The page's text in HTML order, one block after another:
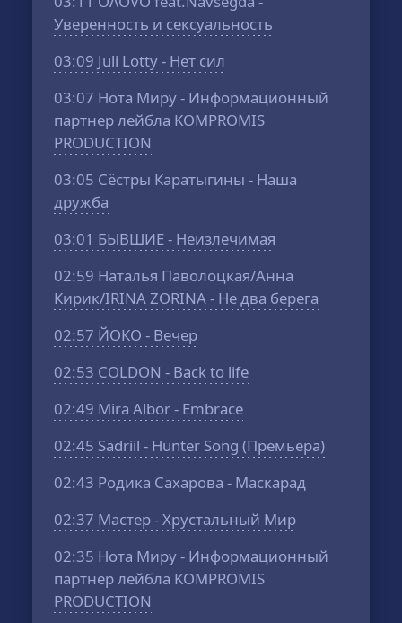
Уверенность и сексуальность
03:09 Juli Lotty - Нет сил
03:07 Нота Миру - Информационный
партнер лейбла KOMPROMIS
PRODUCTION
03:05 Сёстры Каратыгины - Наша
дружба
03:01 БЫВШИЕ - Неизлечимая
02:59 Наталья Паволоцкая/Анна
Кирик/IRINA ZORINA - Не два берега
02:57 ЙОКО - Вечер
02:53 COLDON - Back to life
02:49 Mira Albor - Embrace
02:45 Sadriil - Hunter Song (Премьера)
02:43 Родика Сахарова - Маскарад
02:37 Мастер - Хрустальный Мир
02:35 Нота Миру - Информационный
партнер лейбла KOMPROMIS
PRODUCTION